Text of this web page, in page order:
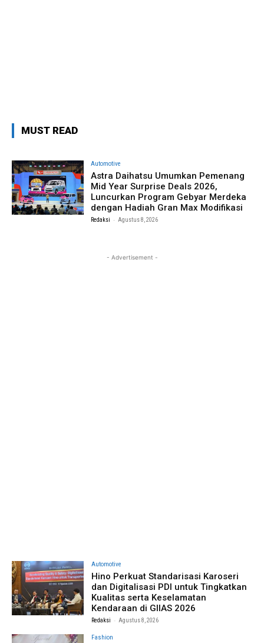
MUST READ
Automotive
Astra Daihatsu Umumkan Pemenang
Mid Year Surprise Deals 2026,
Luncurkan Program Gebyar Merdeka
dengan Hadiah Gran Max Modifikasi
Redaksi - Agustus 8, 2026
- Advertisement -
Automotive
Hino Perkuat Standarisasi Karoseri
dan Digitalisasi PDI untuk Tingkatkan
Kualitas serta Keselamatan
Kendaraan di GIIAS 2026
Redaksi - Agustus 8, 2026
Fashion